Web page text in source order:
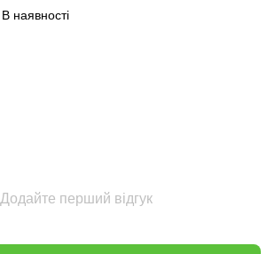
В наявності
Додайте перший відгук